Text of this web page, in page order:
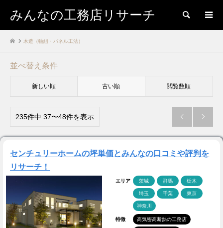
みんなの工務店リサーチ 検索
木造（軸組・パネル工法）
並べ替え条件
新しい順 古い順 閲覧数順
235件中 37〜48件を表示  
センチュリーホームの坪単価とみんなの口コミや評判を
リサーチ！
エリア 茨城 群馬 栃木
埼玉 千葉 東京
神奈川
特徴 高気密高断熱の工務店